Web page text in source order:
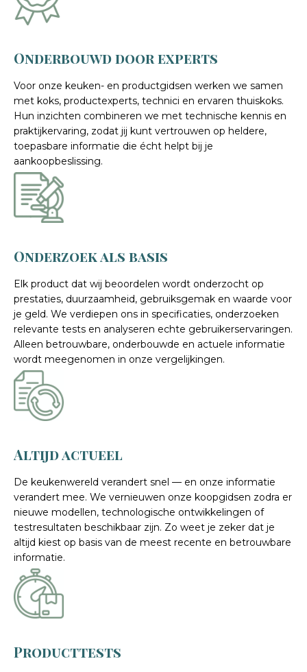
Onderbouwd door experts
Voor onze keuken- en productgidsen werken we samen
met koks, productexperts, technici en ervaren thuiskoks.
Hun inzichten combineren we met technische kennis en
praktijkervaring, zodat jij kunt vertrouwen op heldere,
toepasbare informatie die écht helpt bij je
aankoopbeslissing.
Onderzoek als basis
Elk product dat wij beoordelen wordt onderzocht op
prestaties, duurzaamheid, gebruiksgemak en waarde voor
je geld. We verdiepen ons in specificaties, onderzoeken
relevante tests en analyseren echte gebruikerservaringen.
Alleen betrouwbare, onderbouwde en actuele informatie
wordt meegenomen in onze vergelijkingen.
Altijd actueel
De keukenwereld verandert snel — en onze informatie
verandert mee. We vernieuwen onze koopgidsen zodra er
nieuwe modellen, technologische ontwikkelingen of
testresultaten beschikbaar zijn. Zo weet je zeker dat je
altijd kiest op basis van de meest recente en betrouwbare
informatie.
Producttests